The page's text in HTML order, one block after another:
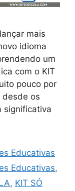
mais
idioma
um
com o KIT
pouco por
os
significativa
Educativas
Educativas,
, KIT SÓ